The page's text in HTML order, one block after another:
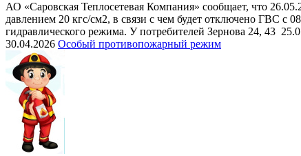
АО «Саровская Теплосетевая Компания» сообщает, что
давлением 20 кгс/см2, в связи с чем будет отключено ГВС с
гидравлического режима. У потребителей Зернова 24, 43
30.04.2026 Особый противопожарный режим